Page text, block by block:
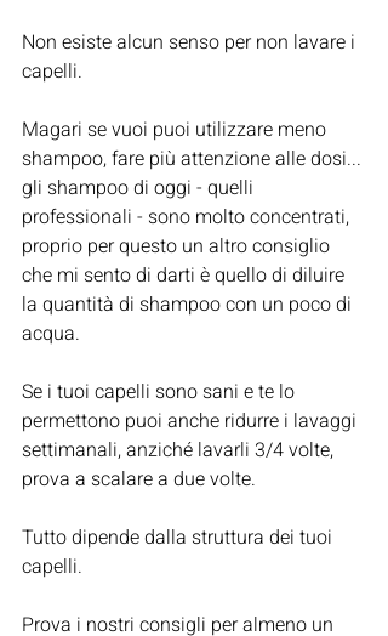
Non esiste alcun senso per non lavare i
capelli.
Magari se vuoi puoi utilizzare meno
shampoo, fare più attenzione alle dosi...
gli shampoo di oggi - quelli
professionali - sono molto concentrati,
proprio per questo un altro consiglio
che mi sento di darti è quello di diluire
la quantità di shampoo con un poco di
acqua.
Se i tuoi capelli sono sani e te lo
permettono puoi anche ridurre i lavaggi
settimanali, anziché lavarli 3/4 volte,
prova a scalare a due volte.
Tutto dipende dalla struttura dei tuoi
capelli.
Prova i nostri consigli per almeno un